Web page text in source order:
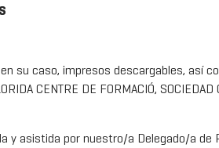
su caso, impresos descargables, así
DE FORMACIÓ, SOCIEDAD
y asistida por nuestro/a Delegado/a de